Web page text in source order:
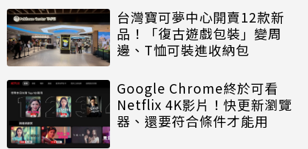
台灣寶可夢中心開賣12款新
品！「復古遊戲包裝」變周
邊、T恤可裝進收納包
Google Chrome終於可看
Netflix 4K影片！快更新瀏覽
器、還要符合條件才能用